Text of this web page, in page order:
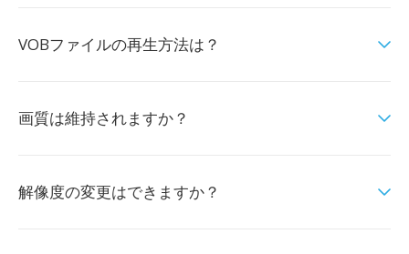
VOBファイルの再生方法は？
画質は維持されますか？
解像度の変更はできますか？